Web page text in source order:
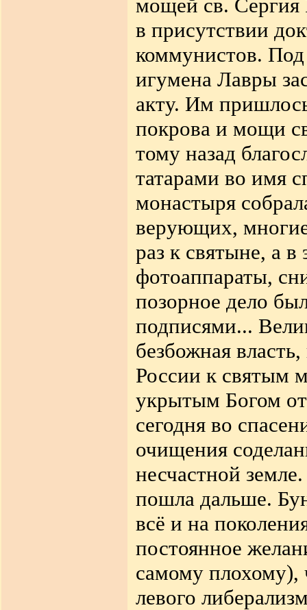
мощей св. Сергия
в присутствии
коммунистов.
игумена Лавры
акту. Им
покрова и мощи
тому назад
татарами во имя
монастыря
верующих,
раз к святыне, а
фотоаппараты,
позорное дело
подписями...
безбожная
России к святым
укрытым Богом
сегодня во
очищения
несчастной
пошла дальше.
всё и на
постоянное
самому плохому),
левого